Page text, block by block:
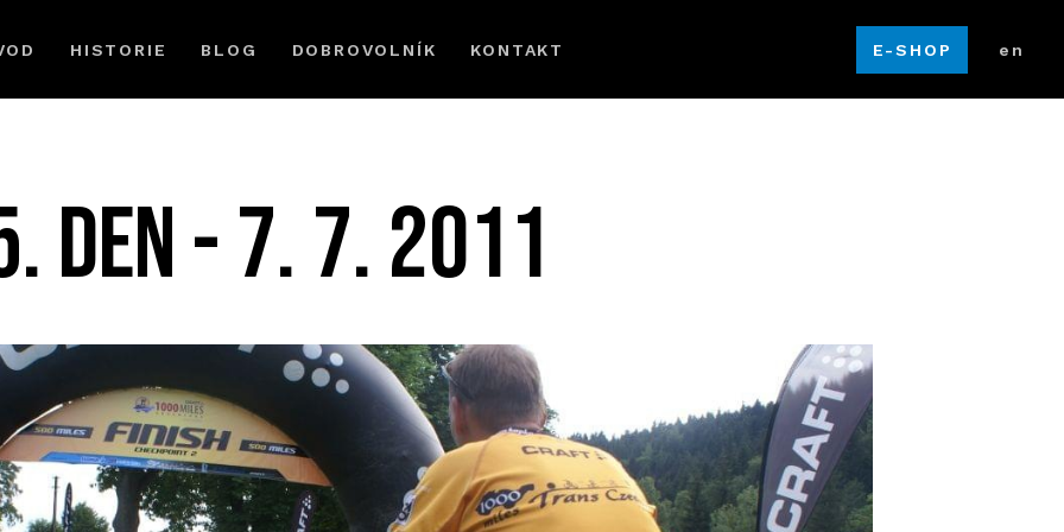
HISTORIE BLOG DOBROVOLNÍK KONTAKT E-SHOP cz
en
DEN - 7. 7. 2011